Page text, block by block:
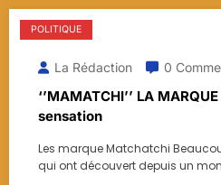
POLITIQUE
La Rédaction 0
‘’MAMATCHI’’ LA
sensation
Les marque Matchatchi
qui ont découvert depuis un